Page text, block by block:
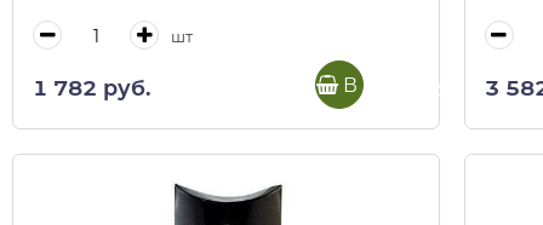
шт
1 782 руб. В корзину 3